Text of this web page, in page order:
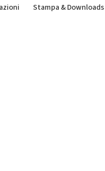
Stampa & Downloads